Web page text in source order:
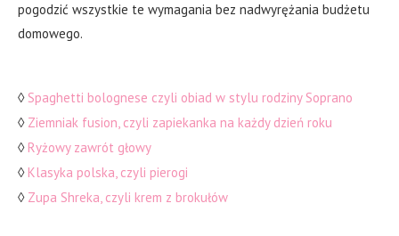
pogodzić wszystkie te wymagania bez nadwyrężania budżetu
domowego.
◊Spaghetti bolognese czyli obiad w stylu rodziny Soprano
◊ Ziemniak fusion, czyli zapiekanka na każdy dzień roku
◊Ryżowy zawrót głowy
◊Klasyka polska, czyli pierogi
◊ Zupa Shreka, czyli krem z brokułów